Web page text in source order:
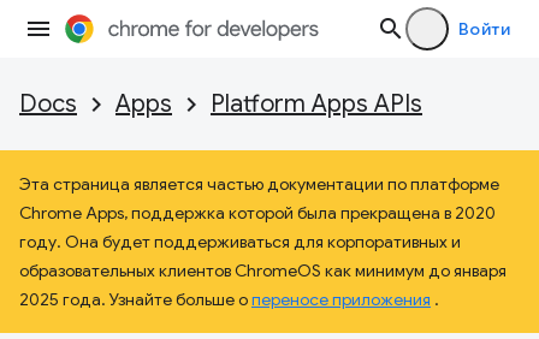
Войти
Docs Apps Platform Apps APIs
Эта страница является частью документации по платформе
Chrome Apps, поддержка которой была прекращена в 2020
году. Она будет поддерживаться для корпоративных и
образовательных клиентов ChromeOS как минимум до января
2025 года. Узнайте больше опереносе приложения .